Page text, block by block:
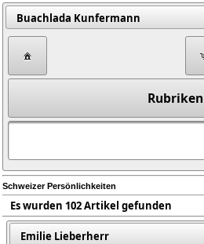
Buachlada Kunfermann
Rubriken
Schweizer Persönlichkeiten
Es wurden 102 Artikel gefunden
Emilie Lieberherr